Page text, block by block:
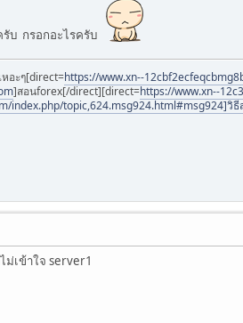
บ กรอกอะไรครับ
หอะๆ[direct=https://www.xn--
]สอนforex[/direct][direct=https://www.xn--
index.php/topic,624.msg924.html#msg924]วิ
ม่เข้าใจ server1